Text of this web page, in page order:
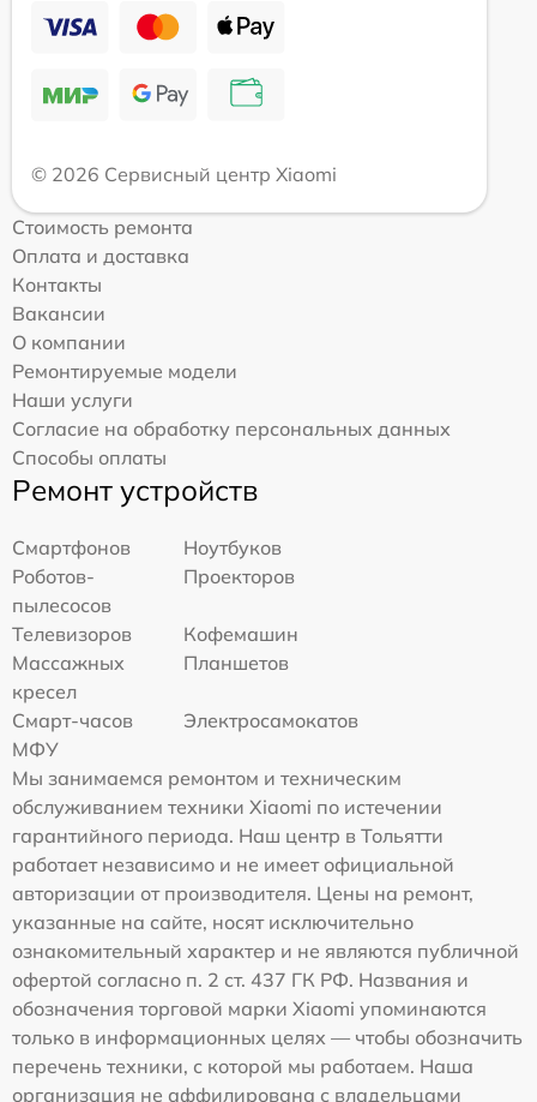
© 2026 Сервисный центр Xiaomi
Стоимость ремонта
Оплата и доставка
Контакты
Вакансии
О компании
Ремонтируемые модели
Наши услуги
Согласие на обработку персональных данных
Способы оплаты
Ремонт устройств
Смартфонов
Ноутбуков
Роботов-
пылесосов
Проекторов
Телевизоров
Кофемашин
Массажных
кресел
Планшетов
Смарт-часов
Электросамокатов
МФУ
Мы занимаемся ремонтом и техническим
обслуживанием техники Xiaomi по истечении
гарантийного периода. Наш центр в Тольятти
работает независимо и не имеет официальной
авторизации от производителя. Цены на ремонт,
указанные на сайте, носят исключительно
ознакомительный характер и не являются публичной
офертой согласно п. 2 ст. 437 ГК РФ. Названия и
обозначения торговой марки Xiaomi упоминаются
только в информационных целях — чтобы обозначить
перечень техники, с которой мы работаем. Наша
организация не аффилирована с владельцами